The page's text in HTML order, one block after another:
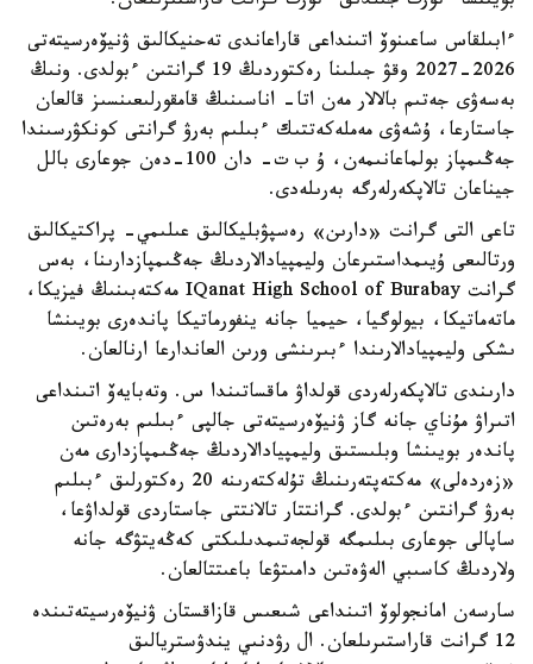
ءابىلقاس ساعىنوۆ اتىنداعى قاراعاندى تەحنيكالىق ۋنيۆەرسيتەتى
2026-2027 وقۋ جىلىنا رەكتوردىڭ 19 گرانتىن ءبولدى. ونىڭ
بەسەۋى جەتىم بالالار مەن اتا- اناسىنىڭ قامقورلىعىنسىز قالعان
جاستارعا، ۇشەۋى مەملەكەتتىك ءبىلىم بەرۋ گرانتى كونكۋرسىندا
جەڭىمپاز بولماعانىمەن، ۇ ب ت- دان 100-دەن جوعارى بالل
جيناعان تالاپكەرلەرگە بەرىلەدى.
تاعى التى گرانت «دارىن» رەسپۋبليكالىق عىلىمي- پراكتيكالىق
ورتالىعى ۇيىمداستىرعان وليمپيادالاردىڭ جەڭىمپازدارىنا، بەس
گرانت IQanat High School of Burabay مەكتەبىنىڭ فيزيكا،
ماتەماتيكا، بيولوگيا، حيميا جانە ينفورماتيكا پاندەرى بويىنشا
ىشكى وليمپيادالارىندا ءبىرىنشى ورىن العاندارعا ارنالعان.
دارىندى تالاپكەرلەردى قولداۋ ماقساتىندا س. وتەبايەۆ اتىنداعى
اتىراۋ مۇناي جانە گاز ۋنيۆەرسيتەتى جالپى ءبىلىم بەرەتىن
پاندەر بويىنشا وبلىستىق وليمپيادالاردىڭ جەڭىمپازدارى مەن
«زەردەلى» مەكتەپتەرىنىڭ تۇلەكتەرىنە 20 رەكتورلىق ءبىلىم
بەرۋ گرانتىن ءبولدى. گرانتتار تالانتتى جاستاردى قولداۋعا،
ساپالى جوعارى بىلىمگە قولجەتىمدىلىكتى كەڭەيتۋگە جانە
ولاردىڭ كاسىبي الەۋەتىن دامىتۋعا باعىتتالعان.
سارسەن امانجولوۆ اتىنداعى شىعىس قازاقستان ۋنيۆەرسيتەتىندە
12 گرانت قاراستىرىلعان. ال رۋدنىي يندۋستريالىق